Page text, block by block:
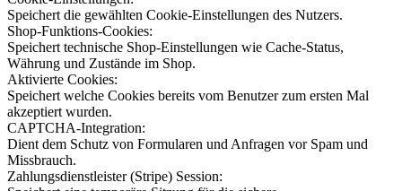
Speichert die gewählten Cookie-Einstellungen des Nutzers.
Shop-Funktions-Cookies:
Speichert technische Shop-Einstellungen wie Cache-Status,
Währung und Zustände im Shop.
Aktivierte Cookies:
Speichert welche Cookies bereits vom Benutzer zum ersten Mal
akzeptiert wurden.
CAPTCHA-Integration:
Dient dem Schutz von Formularen und Anfragen vor Spam und
Missbrauch.
Zahlungsdienstleister (Stripe) Session: